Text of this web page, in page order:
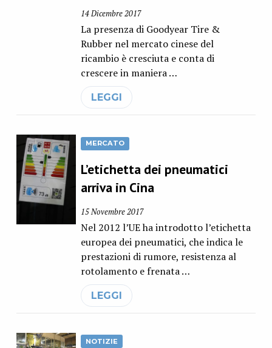
14 Dicembre 2017
La presenza di Goodyear Tire &
Rubber nel mercato cinese del
ricambio è cresciuta e conta di
crescere in maniera …
LEGGI
MERCATO
L’etichetta dei pneumatici
arriva in Cina
15 Novembre 2017
Nel 2012 l’UE ha introdotto l’etichetta
europea dei pneumatici, che indica le
prestazioni di rumore, resistenza al
rotolamento e frenata …
LEGGI
NOTIZIE